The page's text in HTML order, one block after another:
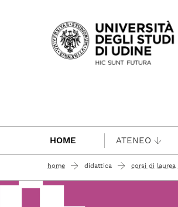
Passa al contenuto
HOME ATENEO
home didattica corsi di laurea
lingue e letterature europee ed